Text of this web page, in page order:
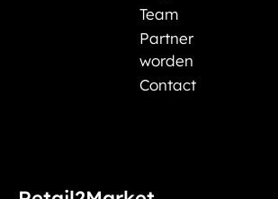
Team
Partner
worden
Contact